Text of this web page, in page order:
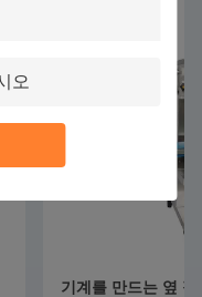
기계를 만드는 옆